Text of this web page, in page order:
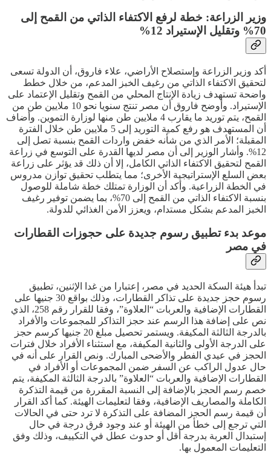
وزير الزراعة: خطة لرفع الاكتفاء الذاتي من القمح إلى
70% وتقليل الإستيراد 12%
أكد وزير الزراعة وإستصلاح الأراضي، علاء فاروق، أن الدولة تسعى
لتحقيق الاكتفاء الذاتي من رغيف الخبز المدعم، من خلال خطط
واضحة تستهدف زيادة الإنتاج المحلي من القمح وتقليل الإعتماد على
الإستيراد. وأوضح فاروق أن مصر تنتج سنويا نحو 10 ملايين طن من
القمح، يتم توريد ما يقارب 4 ملايين طن منها لوزارة التموين. وأضاف
أن المستهدف هو رفع كمية التوريد إلى 5 ملايين طن خلال الفترة
المقبلة؛ الأمر الذي من شأنه خفض واردات القمح بنسبة تصل إلى
12%. وأشار الوزير إلى أن مصر لديها القدرة على التوسع في زراعة
القمح لتحقيق الاكتفاء الذاتي الكامل، إلا أن ذلك قد يؤثر على زراعة
بعض السلع الإستراتيجية الأخرى؛ مما يتطلب تحقيق توازن مدروس
في الخطة الزراعية. وأكد أن الوزارة تمتلك خطة شاملة للوصول
بنسبة الاكتفاء الذاتي من القمح إلى 70%، بما يضمن توفير رغيف
الخبز المدعم بشكل مستدام، ويعزز الأمن الغذائي للدولة.
موعد بدء تطبيق رسوم جديدة على حجوزات القطارات
في مصر
تبدأ هيئة السكة الحديد في مصر، إعتبارا من غدا الإثنين، تطبيق
رسوم حجز جديدة على تذاكر القطارات، وذلك بواقع 30 جنيها على
القطارات الإضافية والعربات “العلاوة”، وفقا للقرار رقم 258، الذي
نص على إضافة هذا الرسم عند حجز التذاكر للمجموعات والأفراد
بالدرجة الثالثة المكيفة. ويستمر تحصيل مبلغ 20 جنيها كرسم حجز
على الدرجة الأولى والثانية المكيفة، مع استثناء الأفراد خلال فترات
الحجز في عيدي الفطر والأضحى المبارك. ونص القرار على أنه في
حال عدول الراكب عن السفر ضمن المجموعات أو الأفراد في
القطارات الإضافية والعربات “العلاوة” بالدرجة الثالثة المكيفة، يتم
خصم رسم الحجز بالإضافة إلى النسبة المقررة من قيمة التذكرة
الكاملة والمصاريف الإضافية، وفقا لتعليمات الهيئة. كما أكد القرار
أن قيمة رسم الحجز المضافة على التذكرة لا ترد حتى في الحالات
التي ترجع إلى خطأ من الهيئة أو عند وجود فرق درجة في حال
إستبدال العربة بدرجة أقل أو حدوث عطل في التكييف، وذلك وفق
التعليمات المعمول بها.